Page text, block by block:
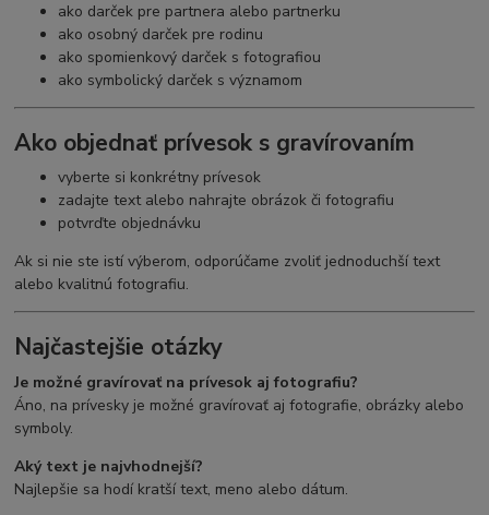
ako darček pre partnera alebo partnerku
ako osobný darček pre rodinu
ako spomienkový darček s fotografiou
ako symbolický darček s významom
Ako objednať prívesok s gravírovaním
vyberte si konkrétny prívesok
zadajte text alebo nahrajte obrázok či fotografiu
potvrďte objednávku
Ak si nie ste istí výberom, odporúčame zvoliť jednoduchší text
alebo kvalitnú fotografiu.
Najčastejšie otázky
Je možné gravírovať na prívesok aj fotografiu?
Áno, na prívesky je možné gravírovať aj fotografie, obrázky alebo
symboly.
Aký text je najvhodnejší?
Najlepšie sa hodí kratší text, meno alebo dátum.